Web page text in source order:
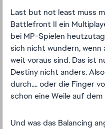
Last but not least muss
Battlefront II ein
bei MP-Spielen
sich nicht wundern, wenn
weit voraus sind. Das ist
Destiny nicht anders.
durch.... oder die Finger
schon eine Weile auf
Und was das Balancing